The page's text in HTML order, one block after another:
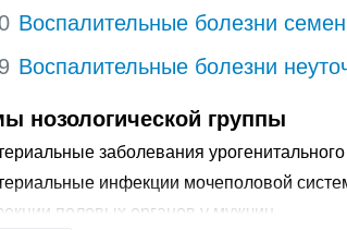
Воспалительные болезни
Воспалительные болезни
нозологической группы
заболевания урогенитального
инфекции мочеполовой
половых органов у мужчин